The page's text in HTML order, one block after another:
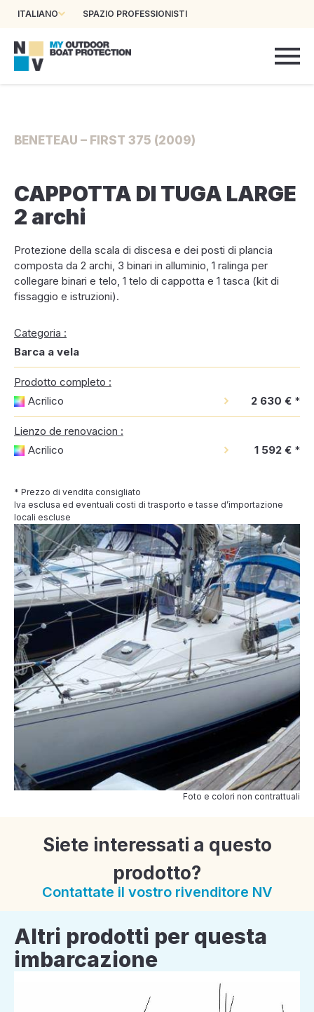
ITALIANO SPAZIO PROFESSIONISTI
BENETEAU – FIRST 375 (2009)
CAPPOTTA DI TUGA LARGE
2 archi
Protezione della scala di discesa e dei posti di plancia
composta da 2 archi, 3 binari in alluminio, 1 ralinga per
collegare binari e telo, 1 telo di cappotta e 1 tasca (kit di
fissaggio e istruzioni).
Categoria :
Barca a vela
Prodotto completo :
Acrilico
2 630 € *
Lienzo de renovacion :
Acrilico
1 592 € *
* Prezzo di vendita consigliato
Iva esclusa ed eventuali costi di trasporto e tasse d’importazione
locali escluse
Foto e colori non contrattuali
Siete interessati a questo
prodotto?
Contattate il vostro rivenditore NV
Altri prodotti per questa
imbarcazione